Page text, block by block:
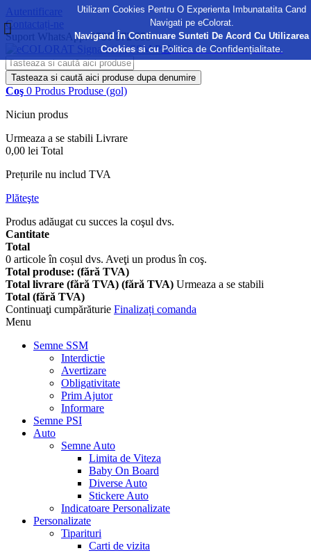
Autentificare
Contactați-ne
Suport WhatsApp:0730 372 355
Tasteaza si caută aici produse dupa denumire
Coş 0 Produs Produse (gol)
Niciun produs
Urmeaza a se stabili Livrare
0,00 lei Total
Prețurile nu includ TVA
Plăteşte
Produs adăugat cu succes la coşul dvs.
Cantitate
Total
0 articole în coșul dvs. Aveţi un produs în coş.
Total produse: (fără TVA)
Total livrare (fără TVA) (fără TVA) Urmeaza a se stabili
Total (fără TVA)
Continuaţi cumpărăturie Finalizați comanda
Menu
Semne SSM
Interdictie
Avertizare
Obligativitate
Prim Ajutor
Informare
Semne PSI
Auto
Semne Auto
Limita de Viteza
Baby On Board
Diverse Auto
Stickere Auto
Indicatoare Personalizate
Personalizate
Tiparituri
Carti de vizita
Utilizam Cookies Pentru O Experienta Imbunatatita Cand
Navigati pe eColorat.
Navigand În Continuare Sunteti De Acord Cu Utilizarea
Cookies si cu Politica de Confidențialitate.